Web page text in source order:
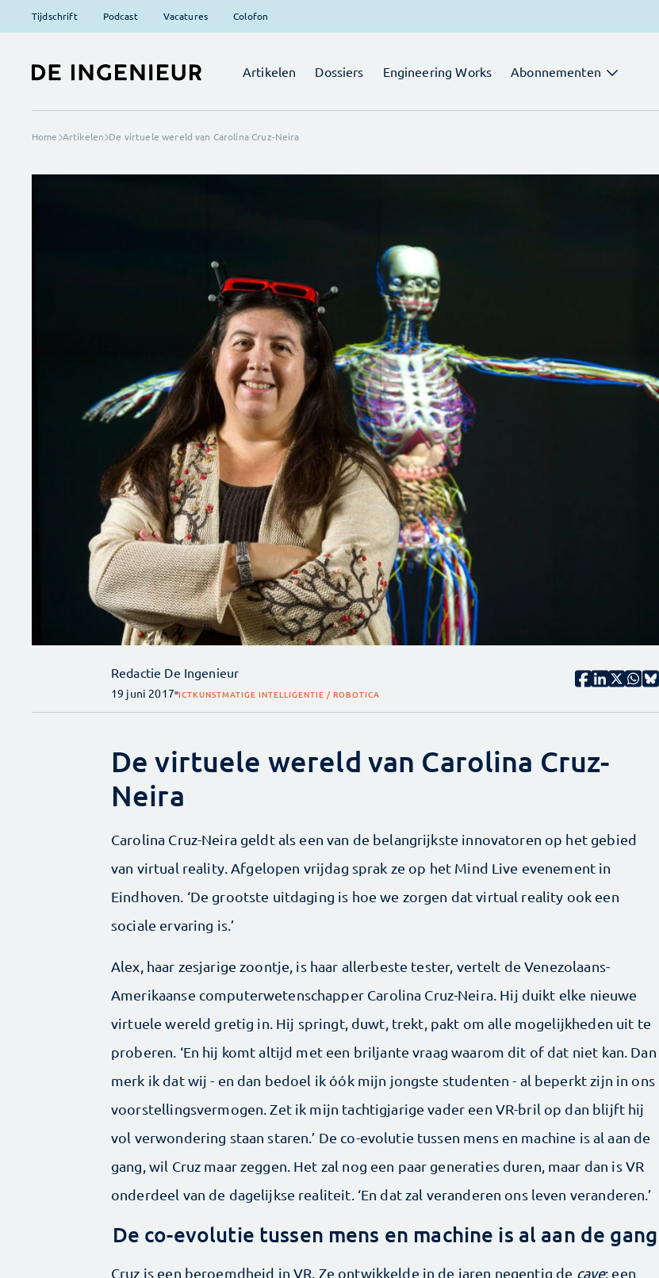
Tijdschrift Podcast Vacatures Colofon
Artikelen Dossiers Engineering Works Abonnementen
Home Artikelen De virtuele wereld van Carolina Cruz-Neira
Redactie De Ingenieur
19 juni 2017 ICTKUNSTMATIGE INTELLIGENTIE / ROBOTICA
De virtuele wereld van Carolina Cruz-
Neira
Carolina Cruz-Neira geldt als een van de belangrijkste innovatoren op het gebied
van virtual reality. Afgelopen vrijdag sprak ze op het Mind Live evenement in
Eindhoven. ‘De grootste uitdaging is hoe we zorgen dat virtual reality ook een
sociale ervaring is.’
Alex, haar zesjarige zoontje, is haar allerbeste tester, vertelt de Venezolaans-
Amerikaanse computerwetenschapper Carolina Cruz-Neira. Hij duikt elke nieuwe
virtuele wereld gretig in. Hij springt, duwt, trekt, pakt om alle mogelijkheden uit te
proberen. ‘En hij komt altijd met een briljante vraag waarom dit of dat niet kan. Dan
merk ik dat wij - en dan bedoel ik óók mijn jongste studenten - al beperkt zijn in ons
voorstellingsvermogen. Zet ik mijn tachtigjarige vader een VR-bril op dan blijft hij
vol verwondering staan staren.’ De co-evolutie tussen mens en machine is al aan de
gang, wil Cruz maar zeggen. Het zal nog een paar generaties duren, maar dan is VR
onderdeel van de dagelijkse realiteit. ‘En dat zal veranderen ons leven veranderen.’
De co-evolutie tussen mens en machine is al aan de gang
Cruz is een beroemdheid in VR. Ze ontwikkelde in de jaren negentig de cave: een